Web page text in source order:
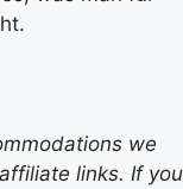
we
links. If you